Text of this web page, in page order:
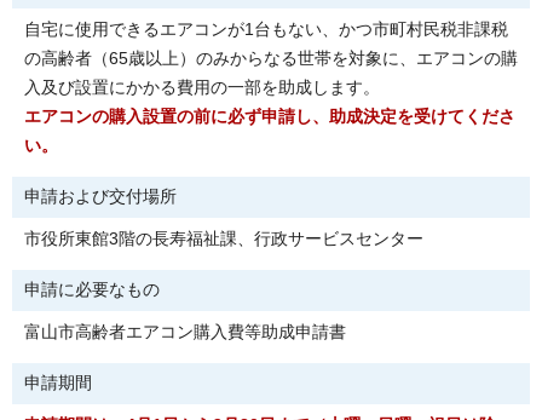
自宅に使用できるエアコンが1台もない、かつ市町村民税非課税
の高齢者（65歳以上）のみからなる世帯を対象に、エアコンの購
入及び設置にかかる費用の一部を助成します。
エアコンの購入設置の前に必ず申請し、助成決定を受けてくださ
い。
申請および交付場所
市役所東館3階の長寿福祉課、行政サービスセンター
申請に必要なもの
富山市高齢者エアコン購入費等助成申請書
申請期間